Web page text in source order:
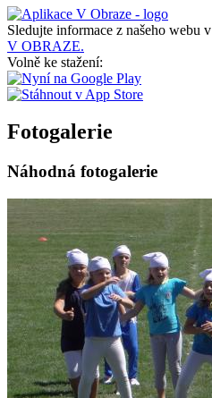
Sledujte informace z našeho webu v
V OBRAZE.
Volně ke stažení:
Fotogalerie
Náhodná fotogalerie